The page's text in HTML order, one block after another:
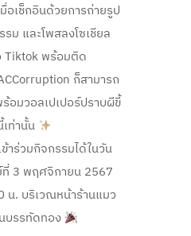
อเช็กอินด้วยการถ่ายรูป
ม และโพสลงโซเชียล
Tiktok พร้อมติด
ก็สามารถ
อมวอลเปเปอร์ปราบผีขี้
ท่านั้น
าร่วมกิจกรรมได้ในวัน
ที่ 3 พฤศจิกายน 2567
น. บริเวณหน้าร้านแมว
บรรทัดทอง